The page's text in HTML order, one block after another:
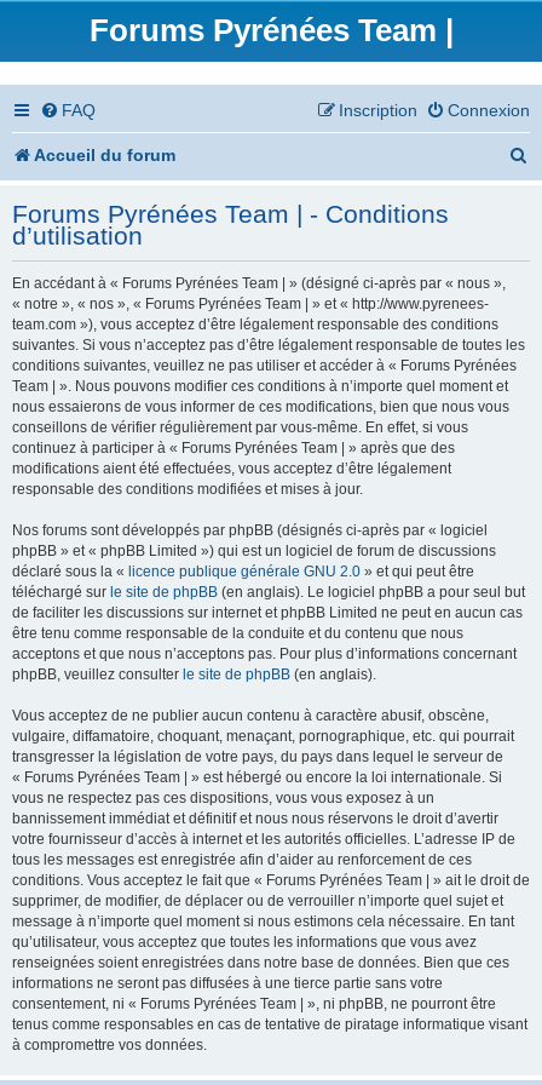
Forums Pyrénées Team |
FAQ Connexion
Inscription
Accueil du forum
h
Forums Pyrénées Team | - Conditions
d’utilisation
En accédant à « Forums Pyrénées Team | » (désigné ci-après par « nous »,
« notre », « nos », « Forums Pyrénées Team | » et « http://www.pyrenees-
team.com »), vous acceptez d’être légalement responsable des conditions
suivantes. Si vous n’acceptez pas d’être légalement responsable de toutes les
conditions suivantes, veuillez ne pas utiliser et accéder à « Forums Pyrénées
Team | ». Nous pouvons modifier ces conditions à n’importe quel moment et
nous essaierons de vous informer de ces modifications, bien que nous vous
conseillons de vérifier régulièrement par vous-même. En effet, si vous
continuez à participer à « Forums Pyrénées Team | » après que des
modifications aient été effectuées, vous acceptez d’être légalement
responsable des conditions modifiées et mises à jour.
Nos forums sont développés par phpBB (désignés ci-après par « logiciel
phpBB » et « phpBB Limited ») qui est un logiciel de forum de discussions
déclaré sous la « licence publique générale GNU 2.0 » et qui peut être
téléchargé sur le site de phpBB (en anglais). Le logiciel phpBB a pour seul but
de faciliter les discussions sur internet et phpBB Limited ne peut en aucun cas
être tenu comme responsable de la conduite et du contenu que nous
acceptons et que nous n’acceptons pas. Pour plus d’informations concernant
phpBB, veuillez consulter le site de phpBB (en anglais).
Vous acceptez de ne publier aucun contenu à caractère abusif, obscène,
vulgaire, diffamatoire, choquant, menaçant, pornographique, etc. qui pourrait
transgresser la législation de votre pays, du pays dans lequel le serveur de
« Forums Pyrénées Team | » est hébergé ou encore la loi internationale. Si
vous ne respectez pas ces dispositions, vous vous exposez à un
bannissement immédiat et définitif et nous nous réservons le droit d’avertir
votre fournisseur d’accès à internet et les autorités officielles. L’adresse IP de
tous les messages est enregistrée afin d’aider au renforcement de ces
conditions. Vous acceptez le fait que « Forums Pyrénées Team | » ait le droit de
supprimer, de modifier, de déplacer ou de verrouiller n’importe quel sujet et
message à n’importe quel moment si nous estimons cela nécessaire. En tant
qu’utilisateur, vous acceptez que toutes les informations que vous avez
renseignées soient enregistrées dans notre base de données. Bien que ces
informations ne seront pas diffusées à une tierce partie sans votre
consentement, ni « Forums Pyrénées Team | », ni phpBB, ne pourront être
tenus comme responsables en cas de tentative de piratage informatique visant
à compromettre vos données.